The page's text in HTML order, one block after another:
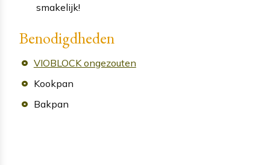
smakelijk!
Benodigdheden
VIOBLOCK ongezouten
Kookpan
Bakpan